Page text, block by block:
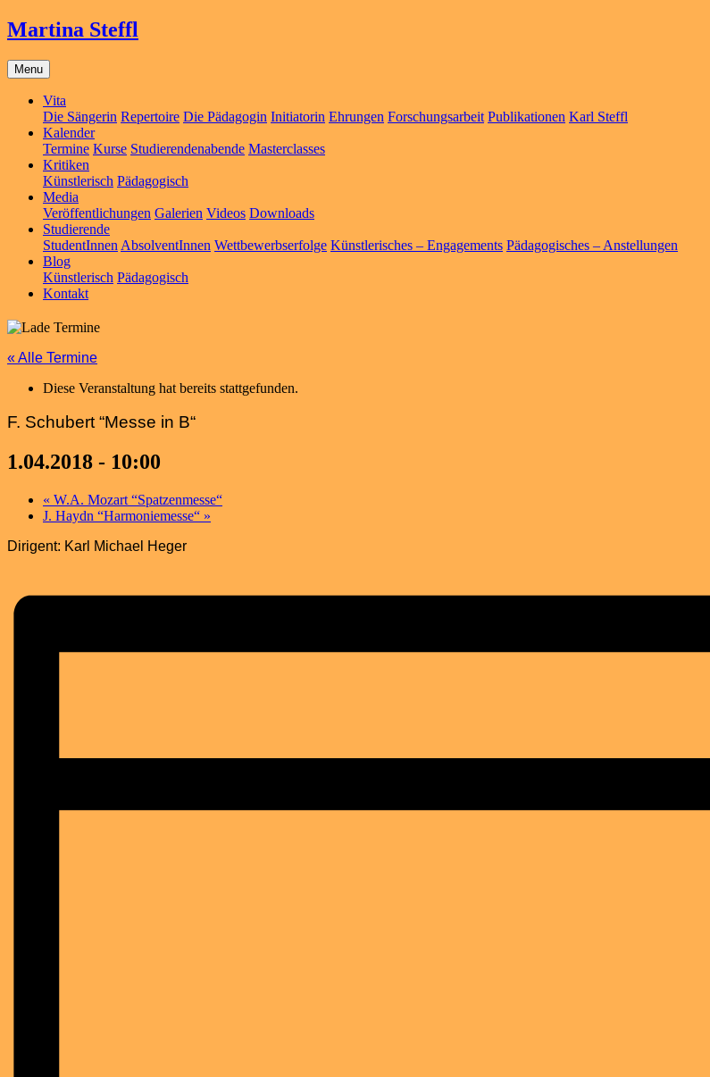
Martina Steffl
Menu
Vita
Die Sängerin Repertoire Die Pädagogin Initiatorin Ehrungen Forschungsarbeit Publikationen Karl Steffl
Kalender
Termine Kurse Studierendenabende Masterclasses
Kritiken
Künstlerisch Pädagogisch
Media
Veröffentlichungen Galerien Videos Downloads
Studierende
StudentInnen AbsolventInnen Wettbewerbserfolge Künstlerisches – Engagements Pädagogisches – Anstellungen
Blog
Künstlerisch Pädagogisch
Kontakt
« Alle Termine
Diese Veranstaltung hat bereits stattgefunden.
F. Schubert “Messe in B“
1.04.2018 - 10:00
« W.A. Mozart “Spatzenmesse“
J. Haydn “Harmoniemesse“ »
Dirigent: Karl Michael Heger